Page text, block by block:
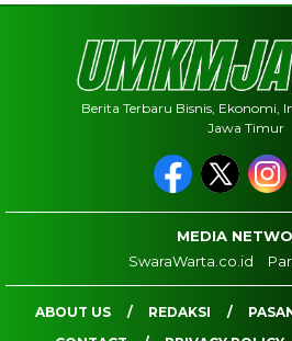
Berita Terbaru Bisnis, Ekonomi,
Jawa Timur
MEDIA
SwaraWarta.co.id
ABOUT US REDAKSI